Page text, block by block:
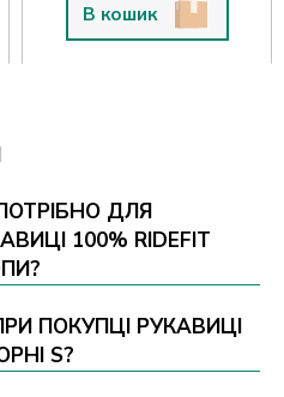
В кошик
ДЛЯ
100% RIDEFIT
ПОКУПЦІ РУКАВИЦІ
S?